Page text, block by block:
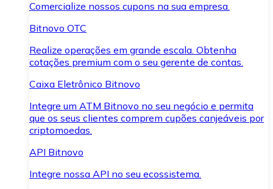
Comercialize nossos cupons na sua empresa.
Bitnovo OTC
Realize operações em grande escala. Obtenha
cotações premium com o seu gerente de contas.
Caixa Eletrônico Bitnovo
Integre um ATM Bitnovo no seu negócio e permita
que os seus clientes comprem cupões canjeáveis por
criptomoedas.
API Bitnovo
Integre nossa API no seu ecossistema.